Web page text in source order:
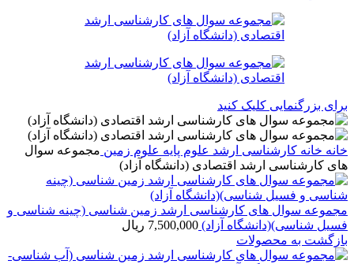
برای بزرگنمایی کلیک کنید
خانه خانه کارشناسی ارشد علوم پایه علوم زمین مجموعه سوال
های کارشناسی ارشد اقتصادی (دانشگاه آزاد)
مجموعه سوال های کارشناسی ارشد زمین شناسی (چینه شناسی و
فسیل شناسی)(دانشگاه آزاد) 7,500,000 ریال
بازگشت به محصولات